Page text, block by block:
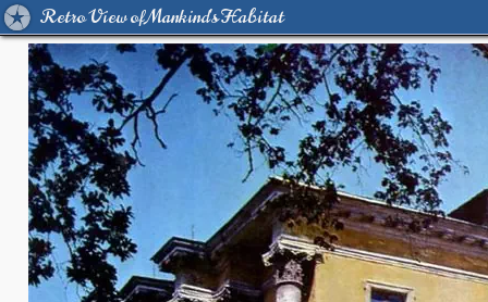
Retro View of Mankind's Habitat